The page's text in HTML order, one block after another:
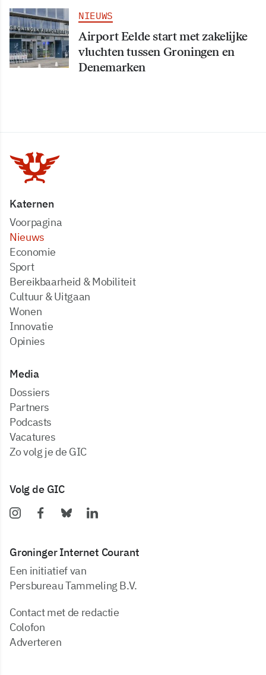
NIEUWS
Airport Eelde start met zakelijke
vluchten tussen Groningen en
Denemarken
Katernen
Voorpagina
Nieuws
Economie
Sport
Bereikbaarheid & Mobiliteit
Cultuur & Uitgaan
Wonen
Innovatie
Opinies
Media
dossiers
partners
podcasts
vacatures
zo volg je de GIC
Volg de GIC
Groninger Internet Courant
Een initiatief van
Persbureau Tammeling B.V.
Contact met de redactie
Colofon
Adverteren